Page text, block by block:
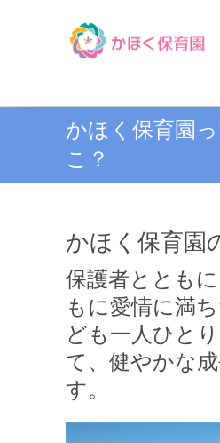
かほく保育園
かほく保育園
こ？
かほく保育園
保護者ととも
もに愛情に満
ども一人ひと
て、健やかな
す。